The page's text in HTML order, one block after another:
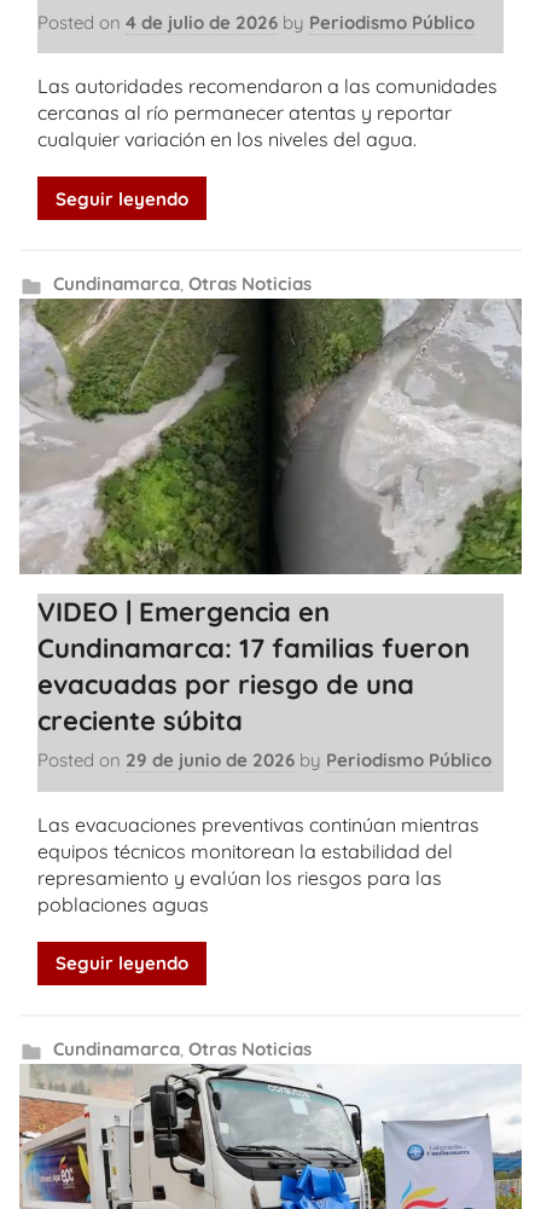
Posted on 4 de julio de 2026 by Periodismo Público
Las autoridades recomendaron a las comunidades
cercanas al río permanecer atentas y reportar
cualquier variación en los niveles del agua.
Seguir leyendo
Cundinamarca, Otras Noticias
VIDEO | Emergencia en
Cundinamarca: 17 familias fueron
evacuadas por riesgo de una
creciente súbita
Posted on 29 de junio de 2026 by Periodismo Público
Las evacuaciones preventivas continúan mientras
equipos técnicos monitorean la estabilidad del
represamiento y evalúan los riesgos para las
poblaciones aguas
Seguir leyendo
Cundinamarca, Otras Noticias